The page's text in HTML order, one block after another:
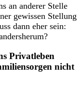
an anderer Stelle
gewissen Stellung
dann eher sein:
Privatleben
nicht